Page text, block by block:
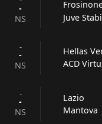
-
NS
Juve
-
-
NS
Hellas
ACD
-
-
NS
Lazio
Mantova